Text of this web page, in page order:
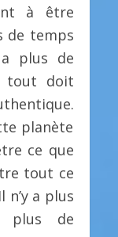
à être
de temps
plus de
tout doit
planète
ce que
tout ce
n’y a plus
plus de